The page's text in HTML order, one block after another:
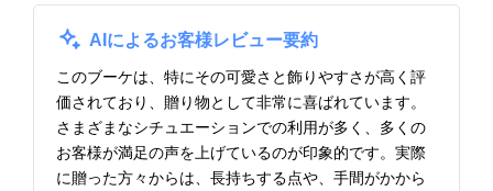
AIによるお客様レビュー要約
このブーケは、特にその可愛さと飾りやすさが高く評
価されており、贈り物として非常に喜ばれています。
さまざまなシチュエーションでの利用が多く、多くの
お客様が満足の声を上げているのが印象的です。実際
に贈った方々からは、長持ちする点や、手間がかから